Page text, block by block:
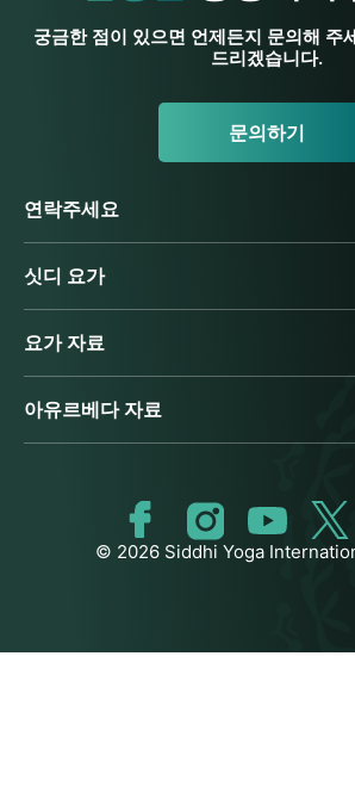
궁금한 점이 있으면 언제든지 문의해 주
드리겠습니다.
문의하기
연락주세요
싯디 요가
요가 자료
아유르베다 자료
© 2026 Siddhi Yoga